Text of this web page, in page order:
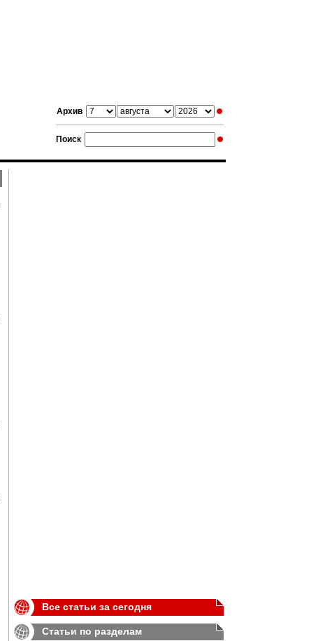
Архив
Поиск
Все статьи за сегодня
Статьи по разделам